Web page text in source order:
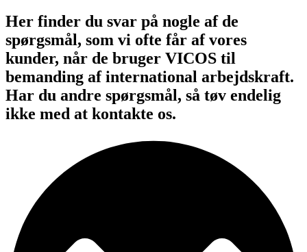
Her finder du svar på nogle af de
spørgsmål, som vi ofte får af vores
kunder, når de bruger VICOS til
bemanding af international arbejdskraft.
Har du andre spørgsmål, så tøv endelig
ikke med at kontakte os.